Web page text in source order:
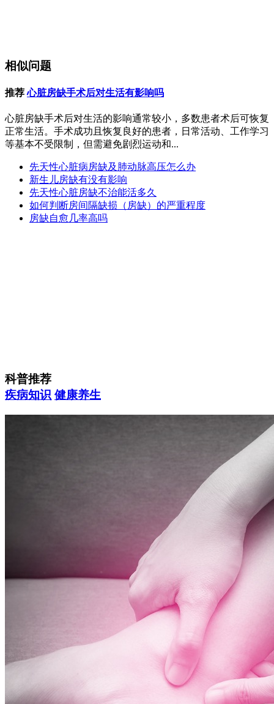
相似问题
推荐 心脏房缺手术后对生活有影响吗
心脏房缺手术后对生活的影响通常较小，多数患者术后可恢复
正常生活。手术成功且恢复良好的患者，日常活动、工作学习
等基本不受限制，但需避免剧烈运动和...
先天性心脏病房缺及肺动脉高压怎么办
新生儿房缺有没有影响
先天性心脏房缺不治能活多久
如何判断房间隔缺损（房缺）的严重程度
房缺自愈几率高吗
科普推荐
疾病知识 健康养生